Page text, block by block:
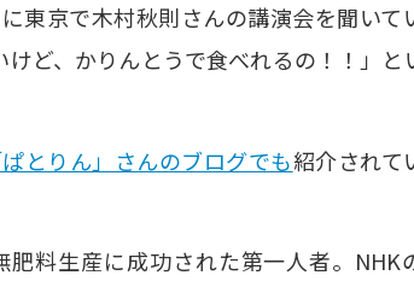
東京で木村秋則さんの講演会を聞いて
ど、かりんとうで食べれるの！！」と
ぱとりん」さんのブログでも紹介されて
料生産に成功された第一人者。NHK